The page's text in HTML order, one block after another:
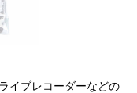
イブレコーダーなどの